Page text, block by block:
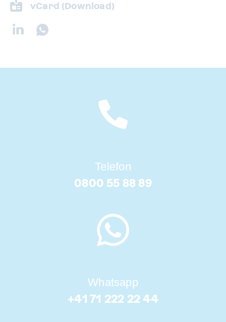
vCard (Download)
Telefon
0800 55 88 89
Whatsapp
+41 71 222 22 44